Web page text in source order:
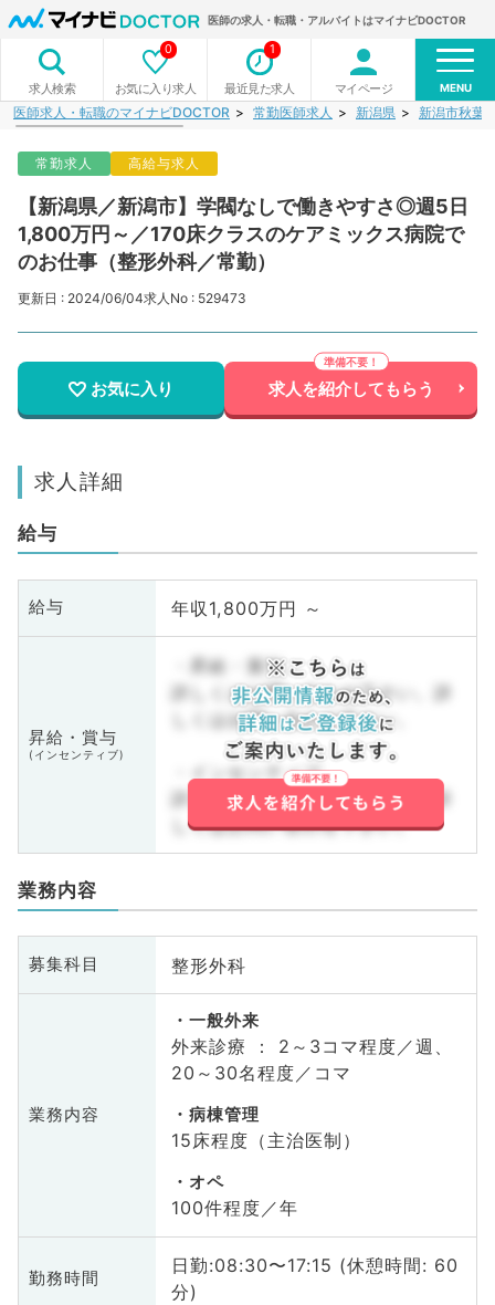
医師の求人・転職・アルバイトはマイナビDOCTOR
求人検索 お気に入り求人
0
最近見た求人
1
マイページ MENU
医師求人・転職のマイナビDOCTOR 常勤医師求人 新潟県 新潟市秋葉
常勤求人 高給与求人
【新潟県／新潟市】学閥なしで働きやすさ◎週5日
1,800万円～／170床クラスのケアミックス病院で
のお仕事（整形外科／常勤）
更新日 : 2024/06/04求人No : 529473
お気に入り 求人を紹介してもらう
求人詳細
給与
給与 年収1,800万円 ～
昇給・賞与
(インセンティブ)
・昇給・賞与
詳しくはお問い合わせ下さい。詳
しくはお問い合わせ下さい。
・インセンティブ
詳しくはお問い合わせ下さい。詳
しくはお問い合わせ下さい。
業務内容
募集科目 整形外科
業務内容
一般外来
外来診療 ： 2～3コマ程度／週、
20～30名程度／コマ
病棟管理
15床程度（主治医制）
オペ
100件程度／年
勤務時間
日勤:08:30〜17:15 (休憩時間: 60
分)